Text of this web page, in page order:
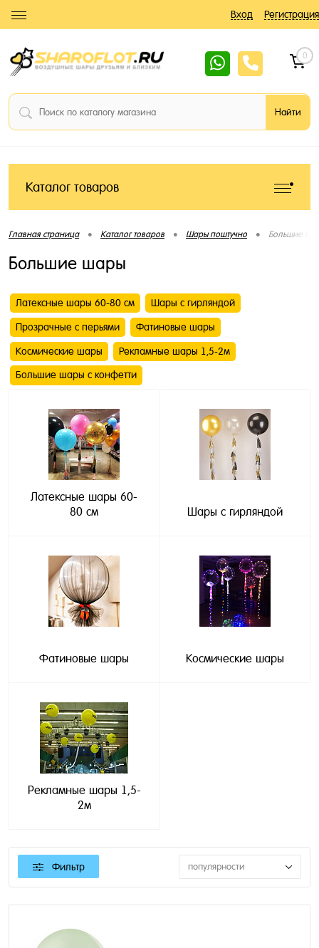
Вход Регистрация
0
Каталог товаров
Главная страница • Каталог товаров • Шары поштучно • Большие
Большие шары
Латексные шары 60-80 см Шары с гирляндой
Прозрачные с перьями Фатиновые шары
Космические шары Рекламные шары 1,5-2м
Большие шары с конфетти
Латексные шары 60-
80 см
Шары с гирляндой
Фатиновые шары Космические шары
Рекламные шары 1,5-
2м
Фильтр популярности